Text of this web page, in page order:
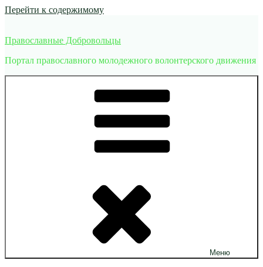
Перейти к содержимому
Православные Добровольцы
Портал православного молодежного волонтерского движения
Меню